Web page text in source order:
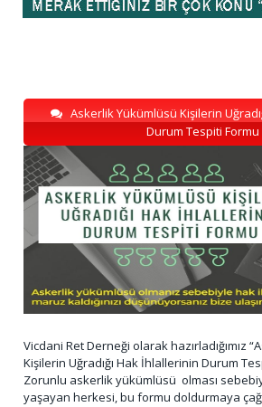
Askerlik Yükümlüsü Kişilerin
Durum Tespiti Formu
Vicdani Ret Derneği olarak hazırladığımız
Kişilerin Uğradığı Hak İhlallerinin Durum
Zorunlu askerlik yükümlüsü olması
yaşayan herkesi, bu formu doldurmaya